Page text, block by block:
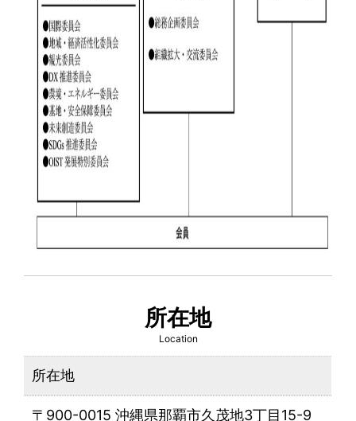
所在地
Location
所在地
〒900-0015 沖縄県那覇市久茂地3丁目15-9